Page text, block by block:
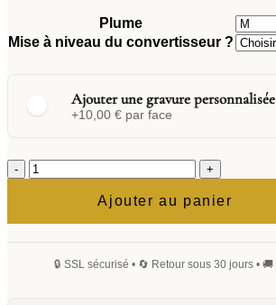
Plume
Mise à niveau du convertisseur ?
Ajouter une gravure personnalisée
+10,00 € par face
Classique
quantité
de
Ajouter au panier